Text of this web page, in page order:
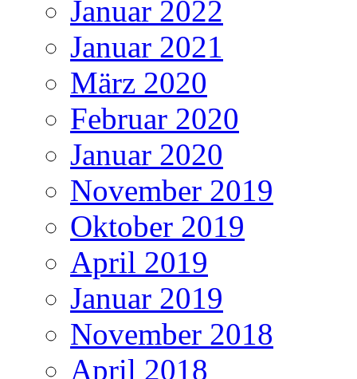
Januar 2022
Januar 2021
März 2020
Februar 2020
Januar 2020
November 2019
Oktober 2019
April 2019
Januar 2019
November 2018
April 2018